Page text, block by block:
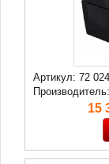
Артикул: 72 024
Производитель:
15